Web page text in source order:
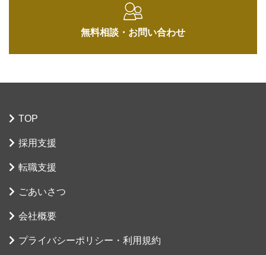
無料相談・ お問い合わせ
TOP
採用支援
転職支援
ごあいさつ
会社概要
プライバシーポリシー・ 利用規約